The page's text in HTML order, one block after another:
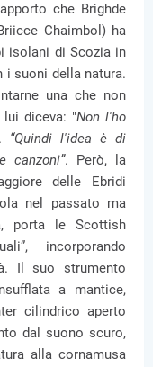
che Brìghde
Chaimbol) ha
isolani di Scozia in
suoni della natura.
una che non
lui diceva: "Non l'ho
“Quindi l'idea è di
. Però, la
delle Ebridi
nel passato ma
porta le Scottish
incorporando
Il suo strumento
a mantice,
cilindrico aperto
dal suono scuro,
alla cornamusa